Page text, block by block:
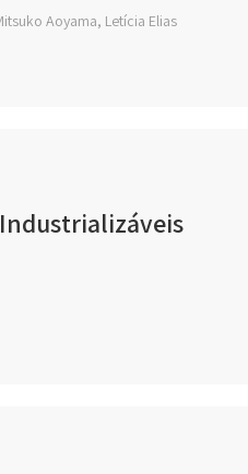
Aoyama, Letícia Elias